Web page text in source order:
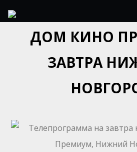
ДОМ КИНО
ЗАВТРА